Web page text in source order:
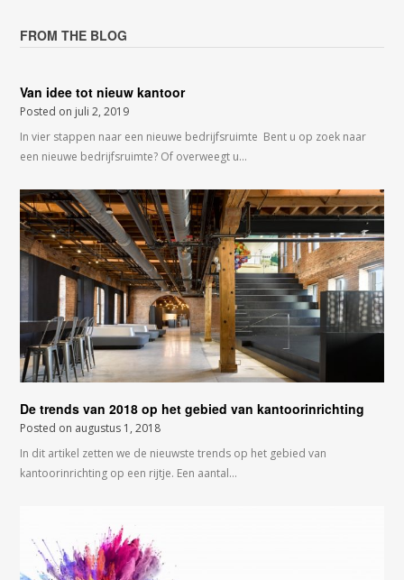
FROM THE BLOG
Van idee tot nieuw kantoor
Posted on juli 2, 2019
In vier stappen naar een nieuwe bedrijfsruimte Bent u op zoek naar
een nieuwe bedrijfsruimte? Of overweegt u…
De trends van 2018 op het gebied van kantoorinrichting
Posted on augustus 1, 2018
In dit artikel zetten we de nieuwste trends op het gebied van
kantoorinrichting op een rijtje. Een aantal…